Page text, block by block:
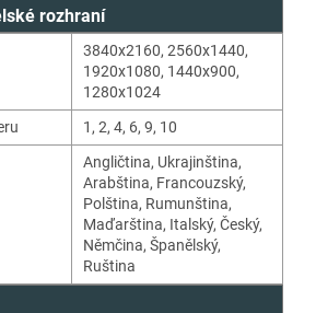
rozhraní
3840x2160, 2560x1440,
1920x1080, 1440x900,
1280x1024
1, 2, 4, 6, 9, 10
Angličtina, Ukrajinština,
Arabština, Francouzský,
Polština, Rumunština,
Maďarština, Italský, Český,
Němčina, Španělský,
Ruština